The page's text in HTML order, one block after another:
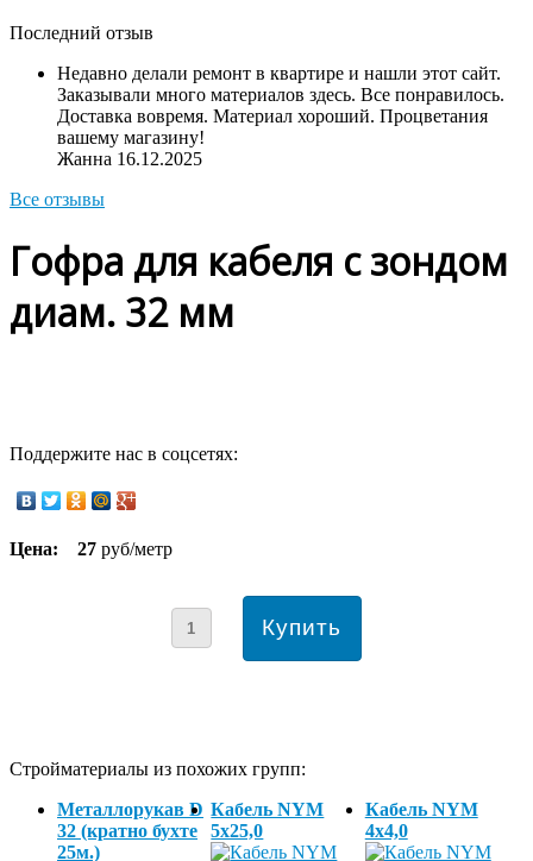
Последний отзыв
Недавно делали ремонт в квартире и нашли этот сайт.
Заказывали много материалов здесь. Все понравилось.
Доставка вовремя. Материал хороший. Процветания
вашему магазину!
Жанна 16.12.2025
Все отзывы
Гофра для кабеля с зондом
диам. 32 мм
Поддержите нас в соцсетях:
Цена: 27 руб/метр
Стройматериалы из похожих групп:
Металлорукав D
32 (кратно бухте
25м.)
Кабель NYM
5х25,0
Кабель NYM
4х4,0